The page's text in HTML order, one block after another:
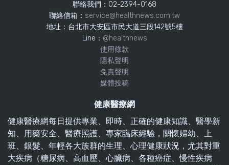
聯絡我們：02-2394-0168
聯絡信箱： service@healthnews.com.tw
地址：台北市大安區市民大道三段142號5樓
Line： @healthnews
使用條款
隱私聲明
免責聲明
媒體投稿
健康醫療網
健康醫療網每日提供專業、即時、正確的健康知識、醫學新
知、用藥安全、醫療照護、專家臨床經驗，關懷婦幼、上
班、銀髮、年輕各大族群的生理、心理健康狀況，尤其對重
大疾病（糖尿病、高血壓、心臟病、各種癌症、慢性疾病